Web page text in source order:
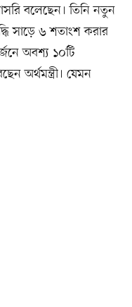
বলেছেন। তিনি নতুন
সাড়ে ৬ শতাংশ করার
অবশ্য ১০টি
অর্থমন্ত্রী। যেমন